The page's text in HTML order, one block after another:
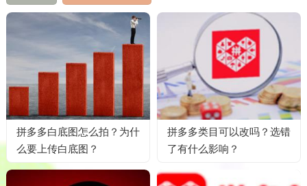
拼多多白底图怎么拍？为什
么要上传白底图？
拼多多类目可以改吗？选错
了有什么影响？